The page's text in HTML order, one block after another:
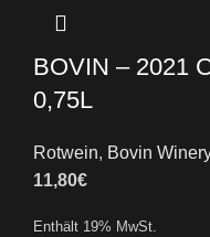
BOVIN – 2021
0,75L
Rotwein, Bovin
11,80€
Enthält 19% MwSt.